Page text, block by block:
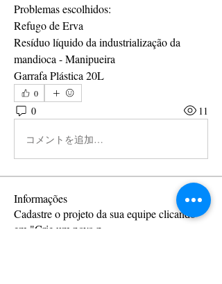
Problemas escolhidos:
Refugo de Erva
Resíduo líquido da industrialização da
mandioca - Manipueira
Garrafa Plástica 20L
0
0 11
コメントを追加…
Informações
Cadastre o projeto da sua equipe clicando
em "Crie um novo p